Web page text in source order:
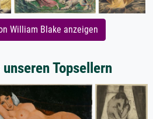
William Blake anzeigen
Topsellern